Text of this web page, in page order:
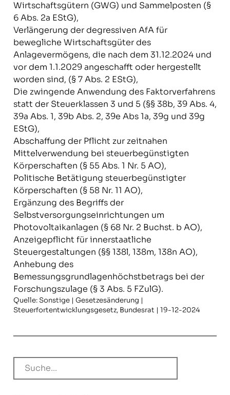
Wirtschaftsgütern (GWG) und Sammelposten (§
6 Abs. 2a EStG),
Verlängerung der degressiven AfA für
bewegliche Wirtschaftsgüter des
Anlagevermögens, die nach dem 31.12.2024 und
vor dem 1.1.2029 angeschafft oder hergestellt
worden sind, (§ 7 Abs. 2 EStG),
Die zwingende Anwendung des Faktorverfahrens
statt der Steuerklassen 3 und 5 (§§ 38b, 39 Abs. 4,
39a Abs. 1, 39b Abs. 2, 39e Abs 1a, 39g und 39g
EStG),
Abschaffung der Pflicht zur zeitnahen
Mittelverwendung bei steuerbegünstigten
Körperschaften (§ 55 Abs. 1 Nr. 5 AO),
Politische Betätigung steuerbegünstigter
Körperschaften (§ 58 Nr. 11 AO),
Ergänzung des Begriffs der
Selbstversorgungseinrichtungen um
Photovoltaikanlagen (§ 68 Nr. 2 Buchst. b AO),
Anzeigepflicht für innerstaatliche
Steuergestaltungen (§§ 138l, 138m, 138n AO),
Anhebung des
Bemessungsgrundlagenhöchstbetrags bei der
Forschungszulage (§ 3 Abs. 5 FZulG).
Quelle: Sonstige | Gesetzesänderung |
Steuerfortentwicklungsgesetz, Bundesrat | 19-12-2024